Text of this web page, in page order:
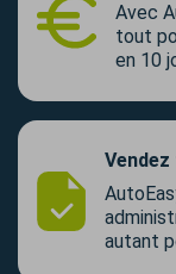
Avec
tout
en 10
autant